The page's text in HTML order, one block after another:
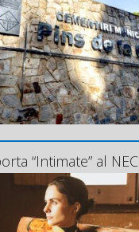
“Intimate” al NEC